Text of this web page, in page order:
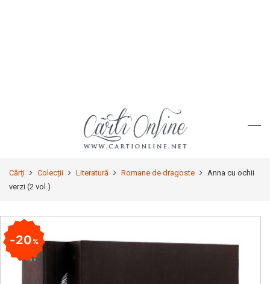
Cărți Colecții Literatură Romane de dragoste
Anna cu ochii
verzi (2 vol.)
20%